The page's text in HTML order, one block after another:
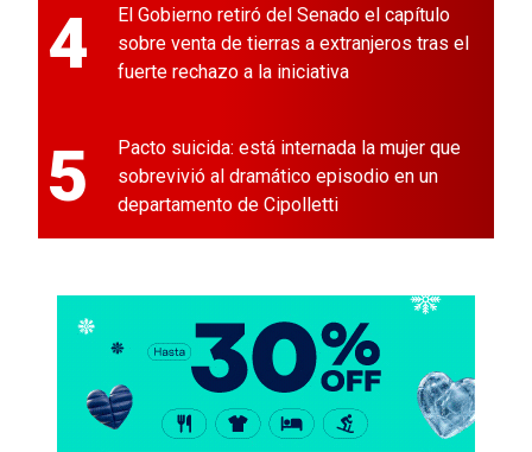
4
El Gobierno retiró del Senado el capítulo
sobre venta de tierras a extranjeros tras el
fuerte rechazo a la iniciativa
5
Pacto suicida: está internada la mujer que
sobrevivió al dramático episodio en un
departamento de Cipolletti